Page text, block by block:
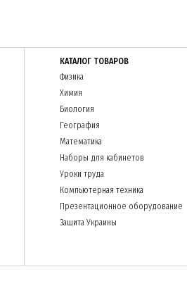
КАТАЛОГ ТОВАРОВ
Физика
Химия
Биология
География
Математика
Наборы для кабинетов
Уроки труда
Компьютерная техника
Презентационное оборудование
Защита Украины